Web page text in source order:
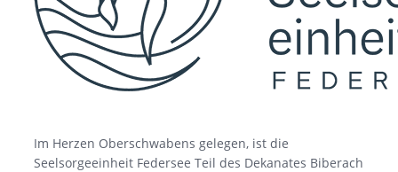
Im Herzen Oberschwabens gelegen, ist die
Seelsorgeeinheit Federsee Teil des Dekanates Biberach